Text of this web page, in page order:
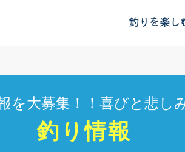
釣りを楽し
を大募集！！喜びと悲し
釣り情報